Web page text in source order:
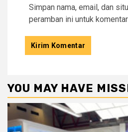
Simpan nama, email, dan
peramban ini untuk
YOU MAY HAVE